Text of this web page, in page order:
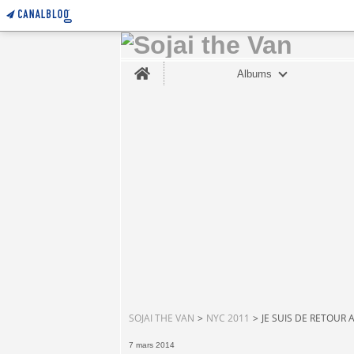
Home
Albums
SOJAI THE VAN > NYC 2011 > JE SUIS DE RETOUR
7 mars 2014